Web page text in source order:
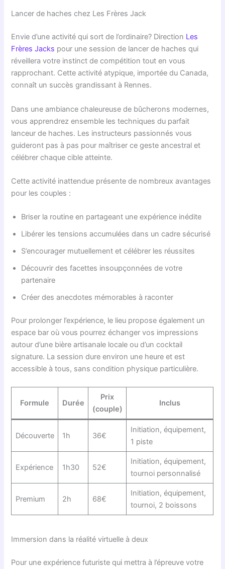
Lancer de haches chez Les Frères Jack
Envie d’une activité qui sort de l’ordinaire? Direction Les
Frères Jacks pour une session de lancer de haches qui
réveillera votre instinct de compétition tout en vous
rapprochant. Cette activité atypique, importée du Canada,
connaît un succès grandissant à Rennes.
Dans une ambiance chaleureuse de bûcherons modernes,
vous apprendrez ensemble les techniques du parfait
lanceur de haches. Les instructeurs passionnés vous
guideront pas à pas pour maîtriser ce geste ancestral et
célébrer chaque cible atteinte.
Cette activité inattendue présente de nombreux avantages
pour les couples :
Briser la routine en partageant une expérience inédite
Libérer les tensions accumulées dans un cadre sécurisé
S’encourager mutuellement et célébrer les réussites
Découvrir des facettes insoupçonnées de votre
partenaire
Créer des anecdotes mémorables à raconter
Pour prolonger l’expérience, le lieu propose également un
espace bar où vous pourrez échanger vos impressions
autour d’une bière artisanale locale ou d’un cocktail
signature. La session dure environ une heure et est
accessible à tous, sans condition physique particulière.
Formule Durée
Prix
(couple)
Inclus
Découverte 1h 36€
Initiation, équipement,
1 piste
Expérience 1h30 52€
Initiation, équipement,
tournoi personnalisé
Premium 2h 68€
Initiation, équipement,
tournoi, 2 boissons
Immersion dans la réalité virtuelle à deux
Pour une expérience futuriste qui mettra à l’épreuve votre